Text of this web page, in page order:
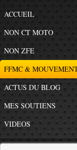
ACCUEIL
NON CT MOTO
NON ZFE
FFMC &
ACTUS DU BLOG
MES SOUTIENS
VIDEOS